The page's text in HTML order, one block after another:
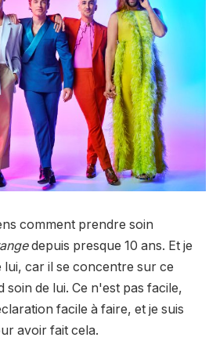
comment prendre soin
depuis presque 10 ans. Et je
lui, car il se concentre sur ce
soin de lui. Ce n'est pas facile,
facile à faire, et je suis
avoir fait cela.